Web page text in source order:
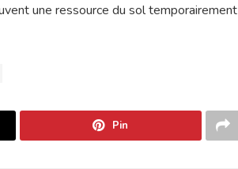
une ressource du sol temporairement
Pin